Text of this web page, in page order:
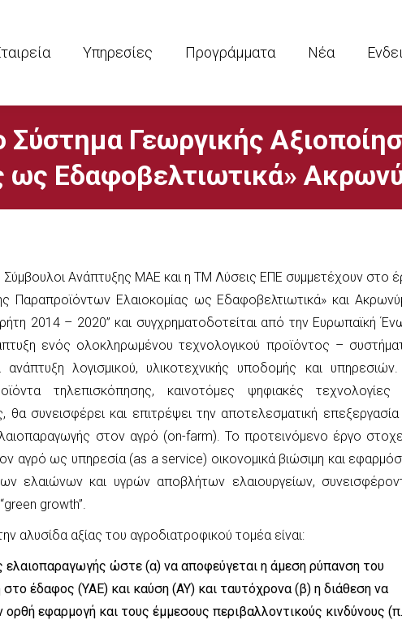
Υπηρεσίες Προγράμματα Νέα
Γεωργικής
ως Εδαφοβελτιωτικά»
Σύμβουλοι Ανάπτυξης ΜΑΕ και η ΤΜ Λύσεις ΕΠΕ συμμετέχουν στο
Παραπροϊόντων Ελαιοκομίας ως Εδαφοβελτιωτικά» και
2014 – 2020” και συγχρηματοδοτείται από την Ευρωπαϊκή
ενός ολοκληρωμένου τεχνολογικού προϊόντος –
λογισμικού, υλικοτεχνικής υποδομής και
τηλεπισκόπησης, καινοτόμες ψηφιακές τεχνολογίες
συνεισφέρει και επιτρέψει την αποτελεσματική επεξεργασία
στον αγρό (on-farm). Το προτεινόμενο έργο
αγρό ως υπηρεσία (as a service) οικονομικά βιώσιμη και
ελαιώνων και υγρών αποβλήτων ελαιουργείων,
growth”.
αλυσίδα αξίας του αγροδιατροφικού τομέα είναι:
ώστε (α) να αποφεύγεται η άμεση ρύπανση του
έδαφος (ΥΑΕ) και καύση (ΑΥ) και ταυτόχρονα (β) η διάθεση να
εφαρμογή και τους έμμεσους περιβαλλοντικούς κινδύνους